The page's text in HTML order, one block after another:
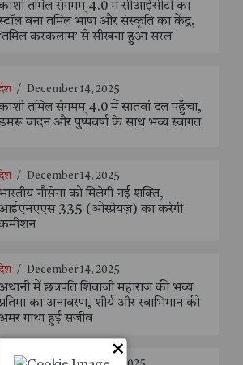
तमिल संगमम् 4.0 में सीआईसीटी का
बना तमिल भाषा और संस्कृति का केंद्र,
‘तमिल करकलाम’ से सीखना हुआ सरल
/ December 14, 2025
तमिल संगमम् 4.0 में सातवां दल पहुँचा,
वादन और पुष्पवर्षा के साथ भव्य स्वागत
/ December 14, 2025
भारतीय नौसेना को मिलेगी नई शक्ति,
335 (ओस्प्रेयज़) का करेगी
/ December 14, 2025
में छत्रपति शिवाजी महाराज की भव्य
का अनावरण, शौर्य और स्वाभिमान की
गाथा हुई सजीव
×